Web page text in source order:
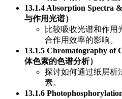
13.1.4 Absorption Spectra
与作用光谱）
比较吸收光谱和作用
合作用效率的影响。
13.1.5 Chromatography of
体色素的色谱分析）
探讨如何通过纸层析
素。
13.1.6